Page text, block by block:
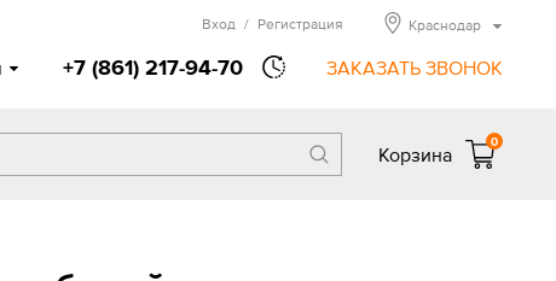
+7 (861) 217-94-70 ЗАКАЗАТЬ ЗВОНОК
Вход / Регистрация Краснодар
Корзина
0